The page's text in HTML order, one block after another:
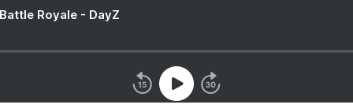
Royale - DayZ